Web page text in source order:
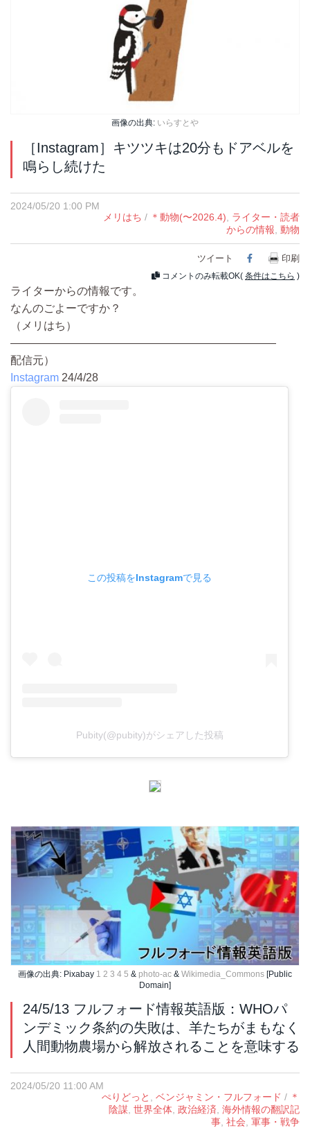
画像の出典: いらすとや
［Instagram］キツツキは20分もドアベルを
鳴らし続けた
2024/05/20 1:00 PM
メリはち / ＊動物(〜2026.4), ライター・読者
からの情報, 動物
ツイート Facebook
印刷
コメントのみ転載OK( 条件はこちら )
ライターからの情報です。
なんのごよーですか？
（メリはち）
————————————————————————
配信元）
Instagram 24/4/28
この投稿をInstagramで見る
Pubity(@pubity)がシェアした投稿
画像の出典: Pixabay 1 2 3 4 5 & photo-ac & Wikimedia_Commons [Public
Domain]
24/5/13 フルフォード情報英語版：WHOパ
ンデミック条約の失敗は、羊たちがまもなく
人間動物農場から解放されることを意味する
2024/05/20 11:00 AM
ぺりどっと
ベンジャミン・フルフォード / ＊
陰謀 世界全体 政治経済 海外情報の翻訳記
事 社会 軍事・戦争